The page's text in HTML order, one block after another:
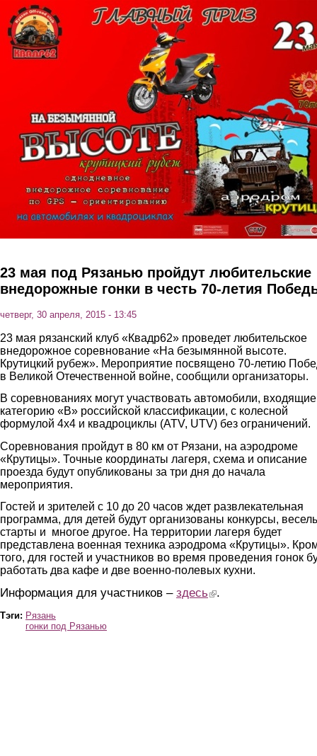
Перейти к основному содержанию
23 мая под Рязанью пройдут любительские
внедорожные гонки в честь 70-летия
четверг, 30 апреля, 2015 - 13:45
23 мая рязанский клуб «Квадр62» проведет любительское
внедорожное соревнование «На безымянной высоте.
Крутицкий рубеж». Мероприятие посвящено 70-летию
в Великой Отечественной войне, сообщили организаторы.
В соревнованиях могут участвовать автомобили,
категорию «В» российской классификации, с колесной
формулой 4х4 и квадроциклы (АТV, UTV) без ограничений.
Соревнования пройдут в 80 км от Рязани, на аэродроме
«Крутицы». Точные координаты лагеря, схема и описание
проезда будут опубликованы за три дня до начала
мероприятия.
Гостей и зрителей c 10 до 20 часов ждет развлекательная
программа, для детей будут организованы конкурсы,
старты и многое другое. На территории лагеря будет
представлена военная техника аэродрома «Крутицы».
того, для гостей и участников во время проведения гонок
работать два кафе и две военно-полевых кухни.
Информация для участников – здесь (link is external)
.
Тэги: Рязань
гонки под Рязанью